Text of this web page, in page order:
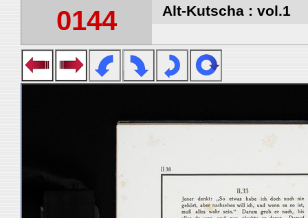
0144 Alt-Kutscha : vol.1